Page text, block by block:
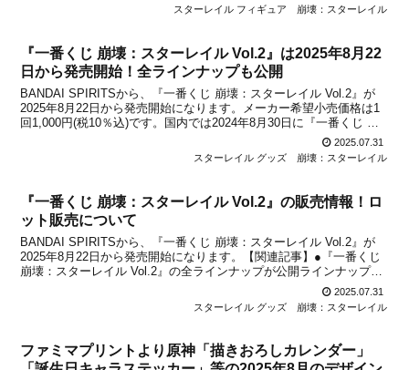
スターレイル フィギュア
崩壊：スターレイル
『一番くじ 崩壊：スターレイル Vol.2』は2025年8月22
日から発売開始！全ラインナップも公開
BANDAI SPIRITSから、『一番くじ 崩壊：スターレイル Vol.2』が
2025年8月22日から発売開始になります。メーカー希望小売価格は1
回1,000円(税10％込)です。国内では2024年8月30日に『一番くじ 崩
壊：スターレイル』が発売されましたが、第二弾も待望の登場！一部
2025.07.31
スターレイル グッズ
崩壊：スターレイル
『一番くじ 崩壊：スターレイル Vol.2』の販売情報！ロ
ット販売について
BANDAI SPIRITSから、『一番くじ 崩壊：スターレイル Vol.2』が
2025年8月22日から発売開始になります。【関連記事】●『一番くじ
崩壊：スターレイル Vol.2』の全ラインナップが公開ラインナップな
ど詳しい情報は関連記事に掲載した通りですが、「一番くじ」とは
2025.07.31
スターレイル グッズ
崩壊：スターレイル
ファミマプリントより原神「描きおろしカレンダー」